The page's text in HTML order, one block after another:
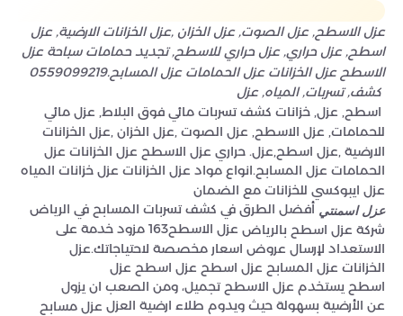
عزل الاسطح, عزل الصوت, عزل الخزان ,عزل الخزانات الارضية, عزل
اسطح, عزل حراري, عزل حراري للاسطح, تجديد حمامات سباحة عزل
الاسطح عزل الخزانات عزل الحمامات عزل المسابح.0559099219
كشف, تسربات, المياه, عزل
اسطح, عزل, خزانات كشف تسربات مائي فوق البلاط, عزل مائي
للحمامات, عزل الاسطح, عزل الصوت ,عزل الخزان ,عزل الخزانات
الارضية ,عزل اسطح,عزل. حراري عزل الاسطح عزل الخزانات عزل
الحمامات عزل المسابح.انواع مواد عزل الخزانات عزل خزانات المياه
عزل ايبوكسي للخزانات مع الضمان
عزل اسمنتي أفضل الطرق في كشف تسربات المسابح في الرياض
شركة عزل اسطح بالرياض
عزل الاسطح163 مزود خدمة على
الاستعداد لإرسال عروض اسعار مخصصة لاحتياجاتك.عزل
الخزانات عزل المسابح عزل اسطح عزل اسطح عزل
اسطح يستخدم عزل الاسطح تجميل، ومن الصعب ان يزول
عن الأرضية بسهولة حيث ويدوم طلاء ارضية العزل عزل مسابح